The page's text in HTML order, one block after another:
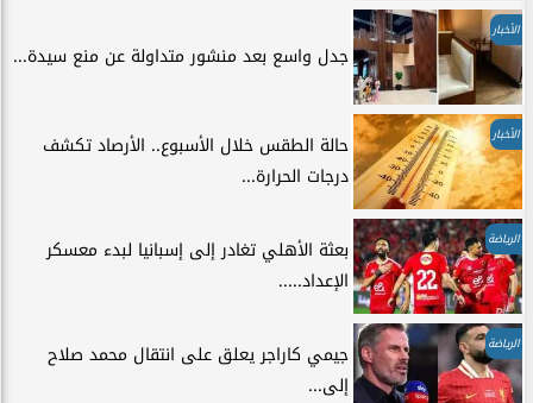
الأخبار
جدل واسع بعد منشور متداولة عن منع سيدة...
الأخبار
حالة الطقس خلال الأسبوع.. الأرصاد تكشف
درجات الحرارة...
الرياضة
بعثة الأهلي تغادر إلى إسبانيا لبدء معسكر
الإعداد.....
الرياضة
جيمي كاراجر يعلق على انتقال محمد صلاح
إلى...